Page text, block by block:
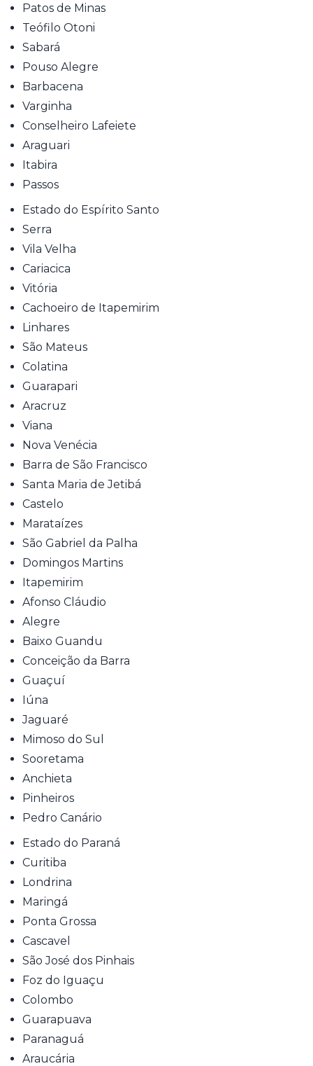
Patos de Minas
Teófilo Otoni
Sabará
Pouso Alegre
Barbacena
Varginha
Conselheiro Lafeiete
Araguari
Itabira
Passos
Estado do Espírito Santo
Serra
Vila Velha
Cariacica
Vitória
Cachoeiro de Itapemirim
Linhares
São Mateus
Colatina
Guarapari
Aracruz
Viana
Nova Venécia
Barra de São Francisco
Santa Maria de Jetibá
Castelo
Marataízes
São Gabriel da Palha
Domingos Martins
Itapemirim
Afonso Cláudio
Alegre
Baixo Guandu
Conceição da Barra
Guaçuí
Iúna
Jaguaré
Mimoso do Sul
Sooretama
Anchieta
Pinheiros
Pedro Canário
Estado do Paraná
Curitiba
Londrina
Maringá
Ponta Grossa
Cascavel
São José dos Pinhais
Foz do Iguaçu
Colombo
Guarapuava
Paranaguá
Araucária